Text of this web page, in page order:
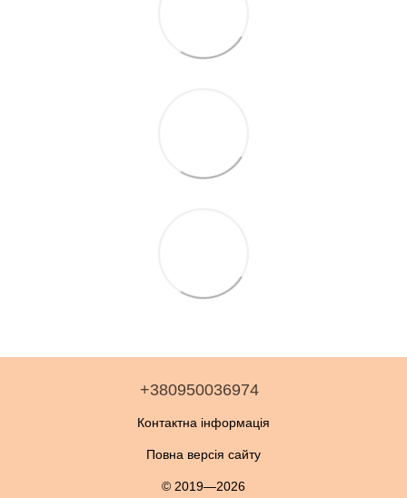
+380950036974
Контактна інформація
Повна версія сайту
© 2019—2026